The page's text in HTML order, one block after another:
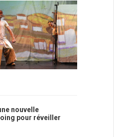
nouvelle
pour réveiller